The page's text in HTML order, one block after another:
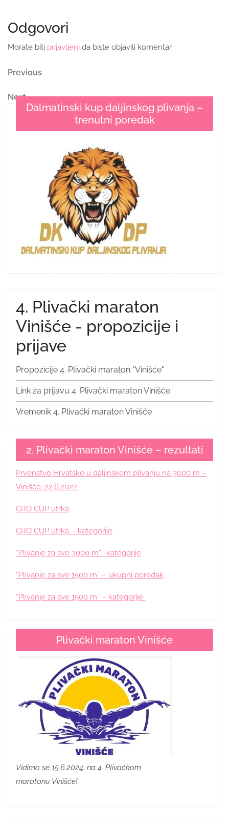
Odgovori
Morate biti prijavljeni da biste objavili komentar.
Navigacija
objava
Previous
Previous
Next
Post
Next
Dalmatinski kup daljinskog plivanja –
trenutni poredak
4. Plivački maraton
Vinišće - propozicije i
prijave
Propozicije 4. Plivački maraton "Vinišće"
Link za prijavu 4. Plivački maraton Vinišće
Vremenik 4. Plivački maraton Vinišće
2. Plivački maraton Vinišće – rezultati
Prvenstvo Hrvatske u daljinskom plivanju na 3000 m –
Vinišće, 22.6.2022.
CRO CUP utrka
CRO CUP utrka – kategorije
“Plivanje za sve 3000 m” -kategorije
“Plivanje za sve 1500 m” – ukupni poredak
“Plivanje za sve 1500 m” – kategorije
Plivački maraton Vinišće
Vidimo se 15.6.2024. na 4. Plivačkom
maratonu Vinišće!